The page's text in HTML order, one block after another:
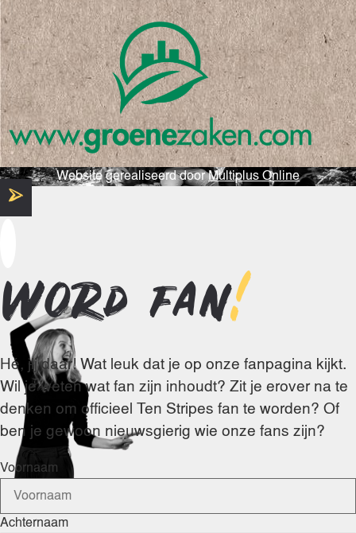
Website gerealiseerd doorMultiplus Online
Word fan!
Hé, jij daar! Wat leuk dat je op onze fanpagina kijkt.
Wil je weten wat fan zijn inhoudt? Zit je erover na te
denken om officieel Ten Stripes fan te worden? Of
ben je gewoon nieuwsgierig wie onze fans zijn?
Voornaam
Achternaam